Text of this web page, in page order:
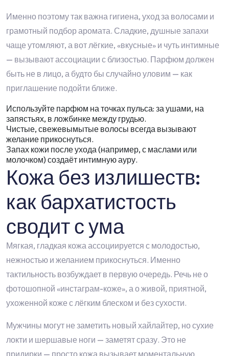
Именно поэтому так важна гигиена, уход за волосами и
грамотный подбор аромата. Сладкие, душные запахи
чаще утомляют, а вот лёгкие, «вкусные» и чуть интимные
— вызывают ассоциации с близостью. Парфюм должен
быть не в лицо, а будто бы случайно уловим — как
приглашение подойти ближе.
Используйте парфюм на точках пульса: за ушами, на
запястьях, в ложбинке между грудью.
Чистые, свежевымытые волосы всегда вызывают
желание прикоснуться.
Запах кожи после ухода (например, с маслами или
молочком) создаёт интимную ауру.
Кожа без излишеств:
как бархатистость
сводит с ума
Мягкая, гладкая кожа ассоциируется с молодостью,
нежностью и желанием прикоснуться. Именно
тактильность возбуждает в первую очередь. Речь не о
фотошопной «инстаграм-коже», а о живой, приятной,
ухоженной коже с лёгким блеском и без сухости.
Мужчины могут не заметить новый хайлайтер, но сухие
локти и шершавые ноги — заметят сразу. Это не
придирки — просто кожа вызывает моментальную